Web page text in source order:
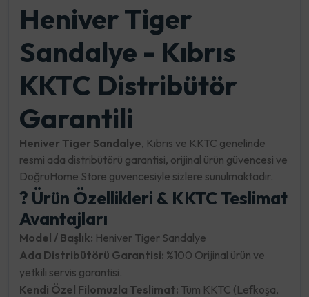
Heniver Tiger
Sandalye - Kıbrıs
KKTC Distribütör
Garantili
Heniver Tiger Sandalye, Kıbrıs ve KKTC genelinde
resmi ada distribütörü garantisi, orijinal ürün güvencesi ve
DoğruHome Store güvencesiyle sizlere sunulmaktadır.
? Ürün Özellikleri & KKTC Teslimat
Avantajları
Model / Başlık: Heniver Tiger Sandalye
Ada Distribütörü Garantisi: %100 Orijinal ürün ve
yetkili servis garantisi.
Kendi Özel Filomuzla Teslimat: Tüm KKTC (Lefkoşa,